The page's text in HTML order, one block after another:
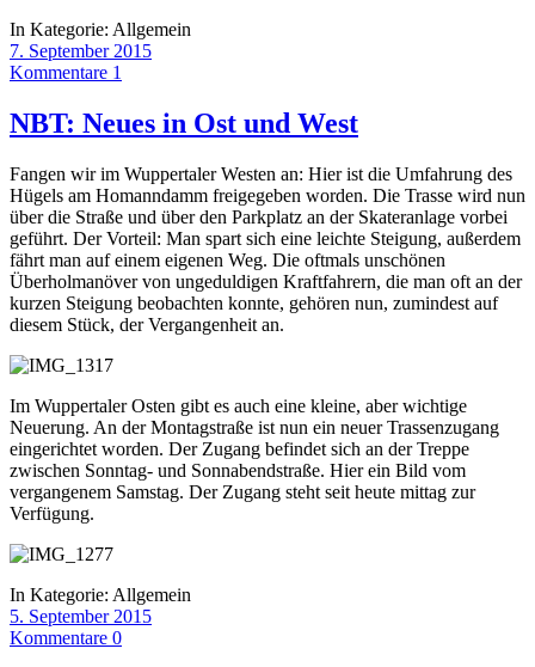
In Kategorie: Allgemein
7. September 2015
Kommentare 1
NBT: Neues in Ost und West
Fangen wir im Wuppertaler Westen an: Hier ist die Umfahrung des
Hügels am Homanndamm freigegeben worden. Die Trasse wird nun
über die Straße und über den Parkplatz an der Skateranlage vorbei
geführt. Der Vorteil: Man spart sich eine leichte Steigung, außerdem
fährt man auf einem eigenen Weg. Die oftmals unschönen
Überholmanöver von ungeduldigen Kraftfahrern, die man oft an der
kurzen Steigung beobachten konnte, gehören nun, zumindest auf
diesem Stück, der Vergangenheit an.
Im Wuppertaler Osten gibt es auch eine kleine, aber wichtige
Neuerung. An der Montagstraße ist nun ein neuer Trassenzugang
eingerichtet worden. Der Zugang befindet sich an der Treppe
zwischen Sonntag- und Sonnabendstraße. Hier ein Bild vom
vergangenem Samstag. Der Zugang steht seit heute mittag zur
Verfügung.
In Kategorie: Allgemein
5. September 2015
Kommentare 0